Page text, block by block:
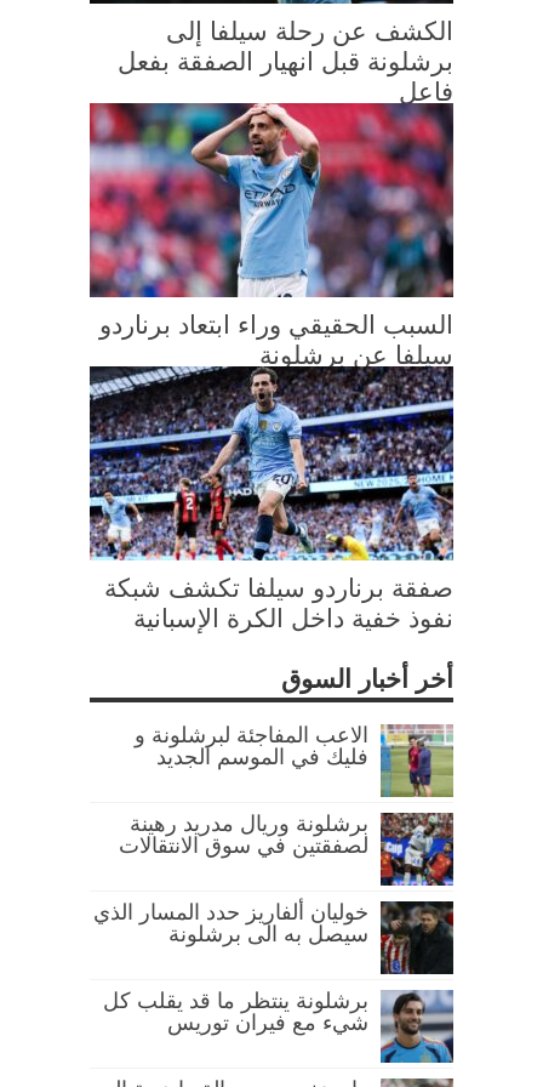
الكشف عن رحلة سيلفا إلى
برشلونة قبل انهيار الصفقة بفعل
فاعل
السبب الحقيقي وراء ابتعاد برناردو
سيلفا عن برشلونة
صفقة برناردو سيلفا تكشف شبكة
نفوذ خفية داخل الكرة الإسبانية
أخر أخبار السوق
الاعب المفاجئة لبرشلونة و
فليك في الموسم الجديد
برشلونة وريال مدريد رهينة
لصفقتين في سوق الانتقالات
خوليان ألفاريز حدد المسار الذي
سيصل به الى برشلونة
برشلونة ينتظر ما قد يقلب كل
شيء مع فيران توريس